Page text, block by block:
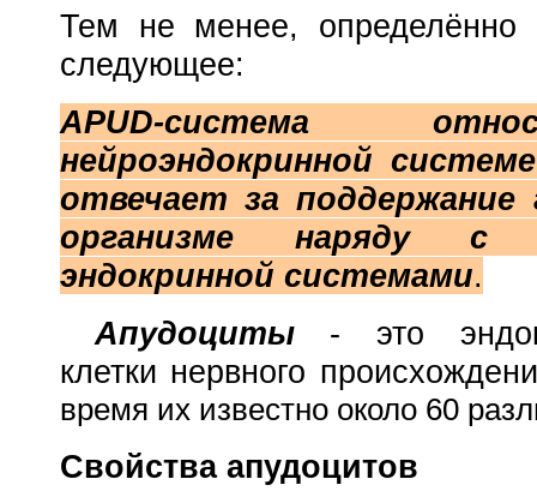
Тем не менее, определённо
следующее:
APUD-система
нейроэндокринной
отвечает за поддержание
организме наряду с
эндокринной системами.
Апудоциты- это
клетки нервного
время их известно около 60
Свойства апудоцитов